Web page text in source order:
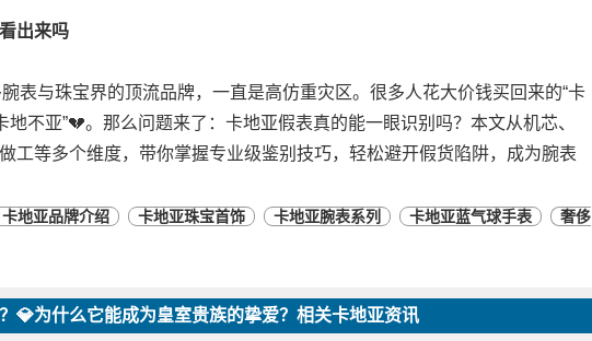
出来吗
表与珠宝界的顶流品牌，一直是高仿重灾区。很多人花大价钱买回来的“卡
地不亚”💔。那么问题来了：卡地亚假表真的能一眼识别吗？本文从机芯、
工等多个维度，带你掌握专业级鉴别技巧，轻松避开假货陷阱，成为腕表
卡地亚品牌介绍 卡地亚珠宝首饰 卡地亚腕表系列 卡地亚蓝气球手表
奢侈
💎为什么它能成为皇室贵族的挚爱？相关卡地亚资讯